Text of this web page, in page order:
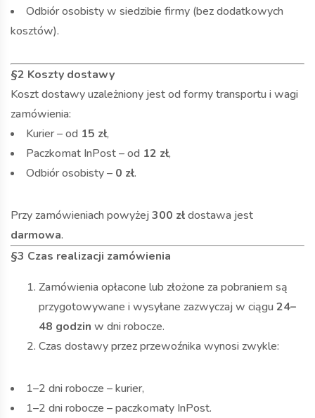
Odbiór osobisty w siedzibie firmy (bez dodatkowych
kosztów).
§2 Koszty dostawy
Koszt dostawy uzależniony jest od formy transportu i wagi
zamówienia:
Kurier – od 15 zł,
Paczkomat InPost – od 12 zł,
Odbiór osobisty – 0 zł.
Przy zamówieniach powyżej 300 złdostawa jest
darmowa.
§3 Czas realizacji zamówienia
Zamówienia opłacone lub złożone za pobraniem są
przygotowywane i wysyłane zazwyczaj w ciągu 24–
48 godzin w dni robocze.
Czas dostawy przez przewoźnika wynosi zwykle:
1–2 dni robocze – kurier,
1–2 dni robocze – paczkomaty InPost.